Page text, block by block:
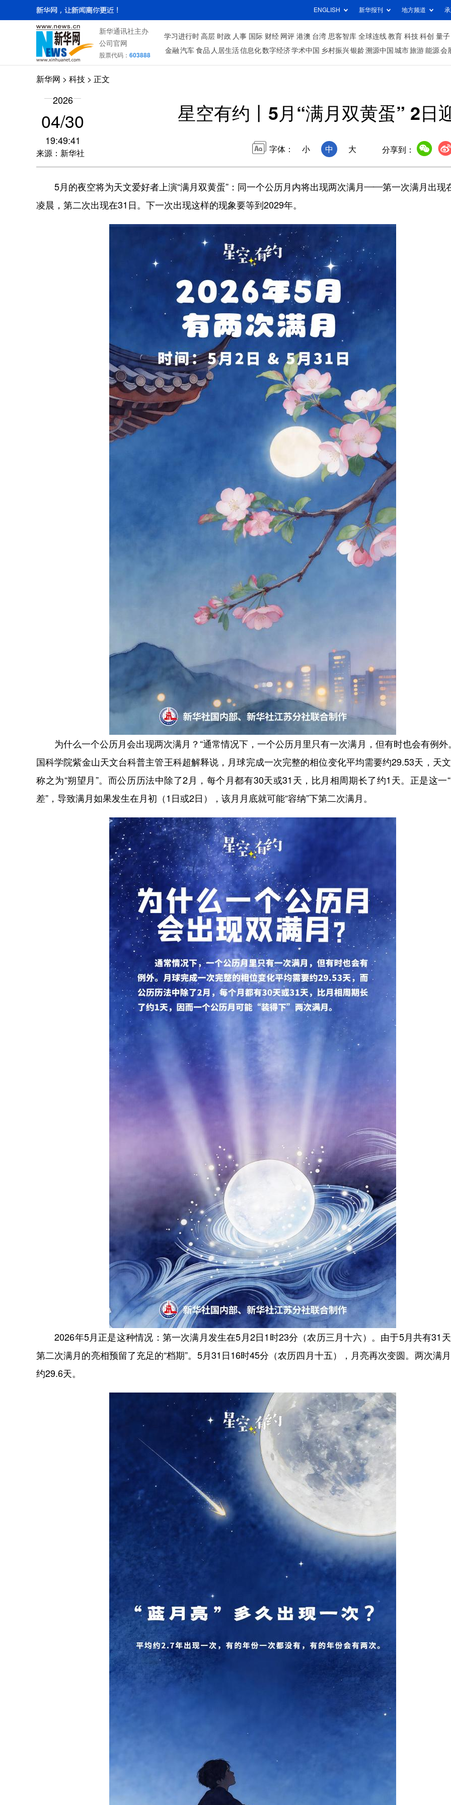
ENGLISH 新华报刊 地方频道
新华通讯社主办
公司官网
股票代码： 603888
学习进行时 高层 时政 人事 国际 财经 网评 港澳 台湾 思客智库 全球连线 教育 科技 科创 量子
金融 汽车 食品 人居生活信息化数字经济学术中国 乡村振兴银龄溯源中国 城市旅游 能源 会
新华网 > 科技 > 正文
2026
04/30
19:49:41
来源：新华社
星空有约丨5月“满月双黄蛋” 2日
字体： 小 中 大 分享到：
5月的夜空将为天文爱好者上演“满月双黄蛋”：同一个公历月内将出现两次满月——第一次满月出现
凌晨，第二次出现在31日。下一次出现这样的现象要等到2029年。
为什么一个公历月会出现两次满月？“通常情况下，一个公历月里只有一次满月，但有时也会有例外
国科学院紫金山天文台科普主管王科超解释说，月球完成一次完整的相位变化平均需要约29.53天，天
称之为“朔望月”。而公历历法中除了2月，每个月都有30天或31天，比月相周期长了约1天。正是这一
差”，导致满月如果发生在月初（1日或2日），该月月底就可能“容纳”下第二次满月。
2026年5月正是这种情况：第一次满月发生在5月2日1时23分（农历三月十六）。由于5月共有31
第二次满月的亮相预留了充足的“档期”。5月31日16时45分（农历四月十五），月亮再次变圆。两次满
约29.6天。